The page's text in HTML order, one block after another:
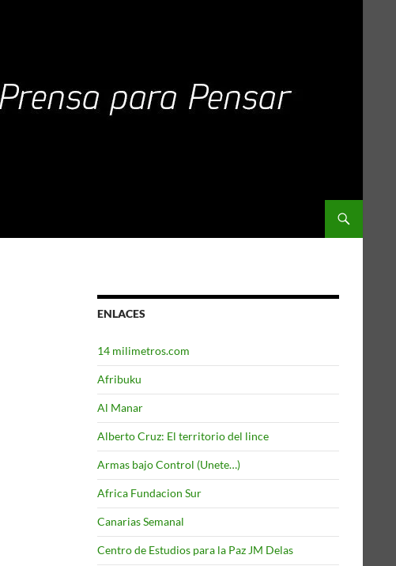
ENLACES
14 milimetros.com
Afribuku
Al Manar
Alberto Cruz: El territorio del lince
Armas bajo Control (Unete…)
Africa Fundacion Sur
Canarias Semanal
Centro de Estudios para la Paz JM Delas